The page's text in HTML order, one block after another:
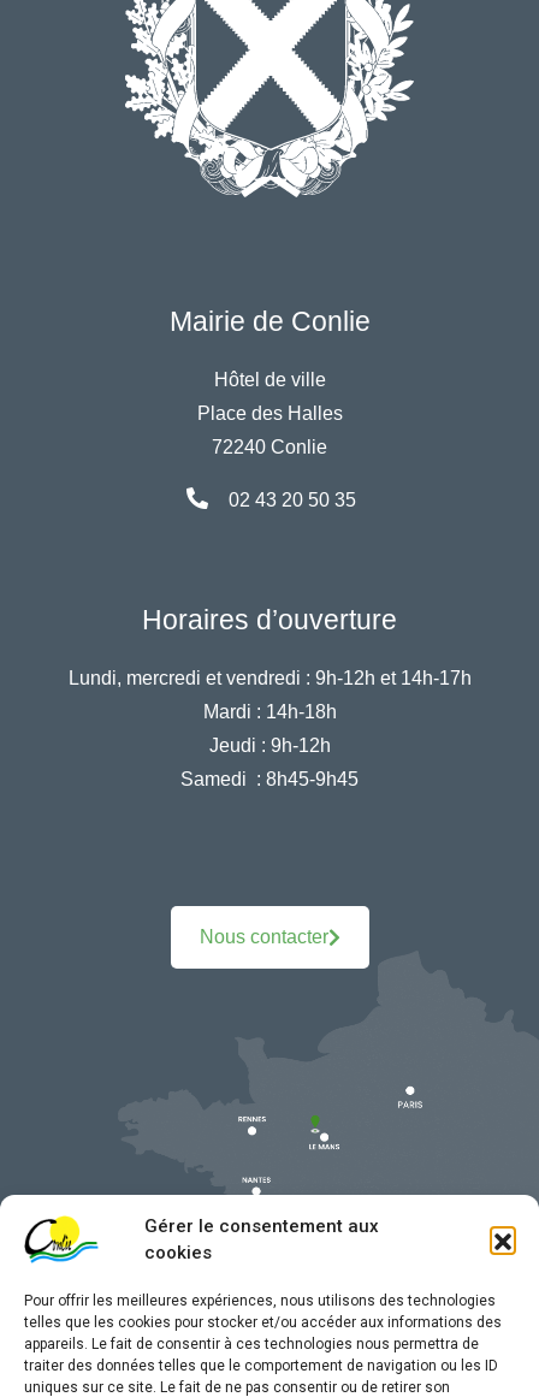
Gérer le consentement aux
cookies
Pour offrir les meilleures expériences, nous utilisons des technologies
telles que les cookies pour stocker et/ou accéder aux informations des
appareils. Le fait de consentir à ces technologies nous permettra de
traiter des données telles que le comportement de navigation ou les ID
uniques sur ce site. Le fait de ne pas consentir ou de retirer son
Mairie de Conlie
Hôtel de ville
Place des Halles
72240 Conlie
02 43 20 50 35
Horaires d’ouverture
Lundi, mercredi et vendredi : 9h-12h et 14h-17h
Mardi : 14h-18h
Jeudi : 9h-12h
Samedi : 8h45-9h45
Nous contacter